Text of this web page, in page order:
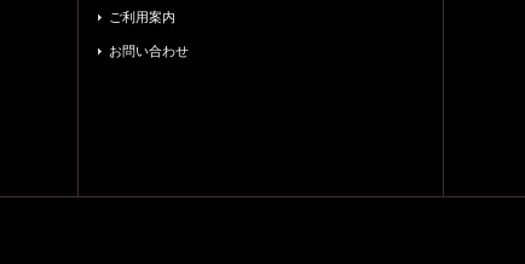
ご利用案内
お問い合わせ